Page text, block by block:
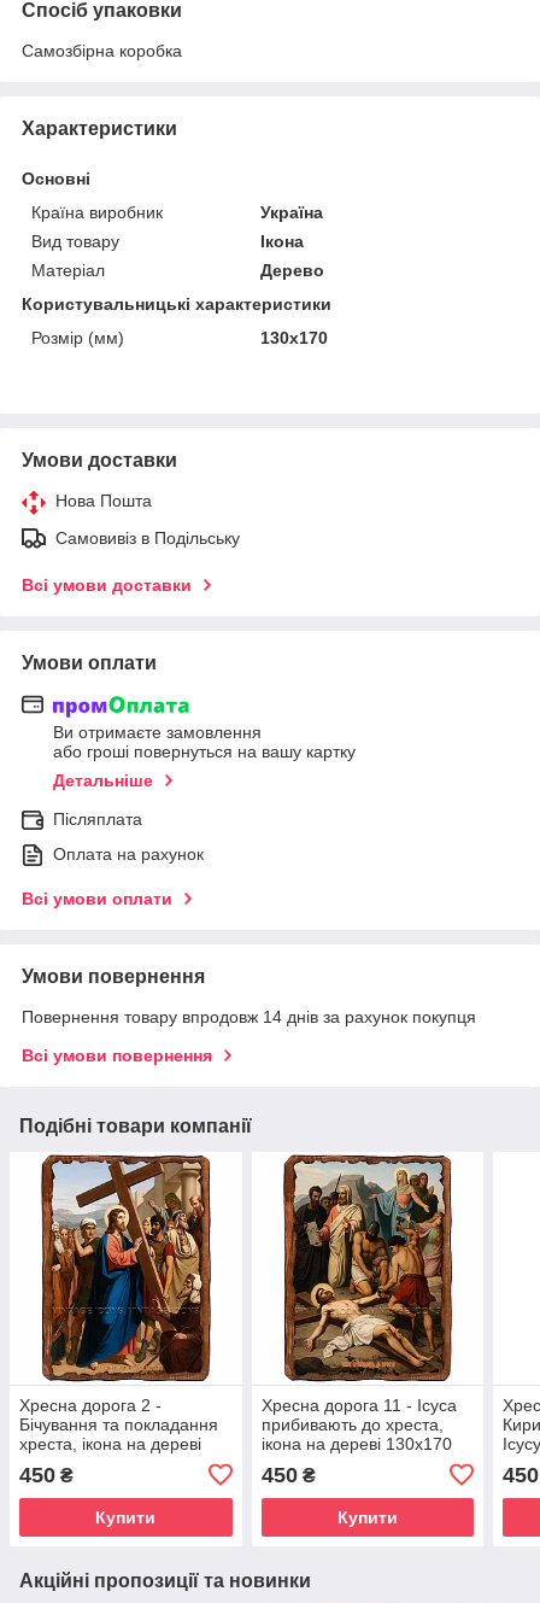
Спосіб упаковки
Самозбірна коробка
Характеристики
Основні
Країна виробник
Україна
Вид товару
Ікона
Матеріал
Дерево
Користувальницькі характеристики
Розмір (мм)
130х170
Умови доставки
Нова Пошта
Самовивіз в Подільську
Всі умови доставки
Умови оплати
Ви отримаєте замовлення
або гроші повернуться на вашу картку
Детальніше
Післяплата
Оплата на рахунок
Всі умови оплати
Умови повернення
Повернення товару впродовж 14 днів за рахунок покупця
Всі умови повернення
Подібні товари компанії
Хресна дорога 2 -
Бічування та покладання
хреста, ікона на дереві
450 ₴
Купити
Хресна дорога 11 - Ісуса
прибивають до хреста,
ікона на дереві 130х170
450₴
Купити
(П-
450
Акційні пропозиції та новинки